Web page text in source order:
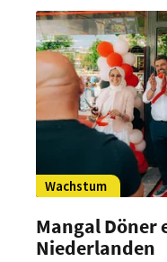
geführt.
Wachstum
Mangal Döner
Niederlanden